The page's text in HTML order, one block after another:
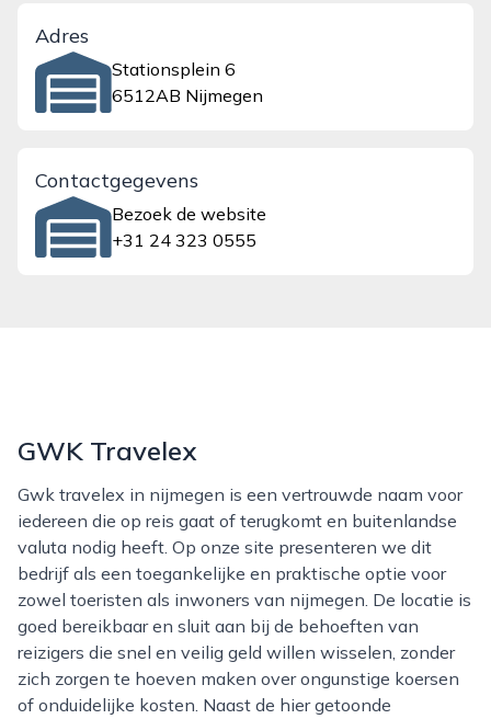
Adres
Stationsplein 6
6512AB Nijmegen
Contactgegevens
Bezoek de website
+31 24 323 0555
GWK Travelex
Gwk travelex in nijmegen is een vertrouwde naam voor
iedereen die op reis gaat of terugkomt en buitenlandse
valuta nodig heeft. Op onze site presenteren we dit
bedrijf als een toegankelijke en praktische optie voor
zowel toeristen als inwoners van nijmegen. De locatie is
goed bereikbaar en sluit aan bij de behoeften van
reizigers die snel en veilig geld willen wisselen, zonder
zich zorgen te hoeven maken over ongunstige koersen
of onduidelijke kosten. Naast de hier getoonde